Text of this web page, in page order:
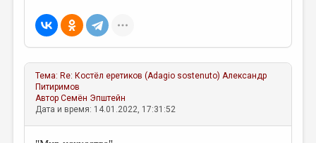
Тема: Re: Костёл еретиков (Adagio sostenuto) Александр
Питиримов
АвторСемён Эпштейн
Дата и время: 14.01.2022, 17:31:52